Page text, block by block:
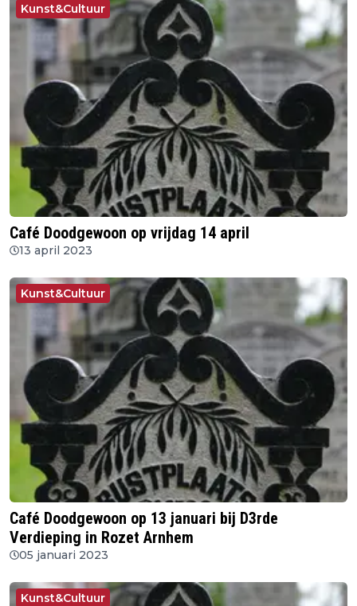
Kunst&Cultuur
Café Doodgewoon op vrijdag 14 april
13 april 2023
Kunst&Cultuur
Café Doodgewoon op 13 januari bij D3rde
Verdieping in Rozet Arnhem
05 januari 2023
Kunst&Cultuur